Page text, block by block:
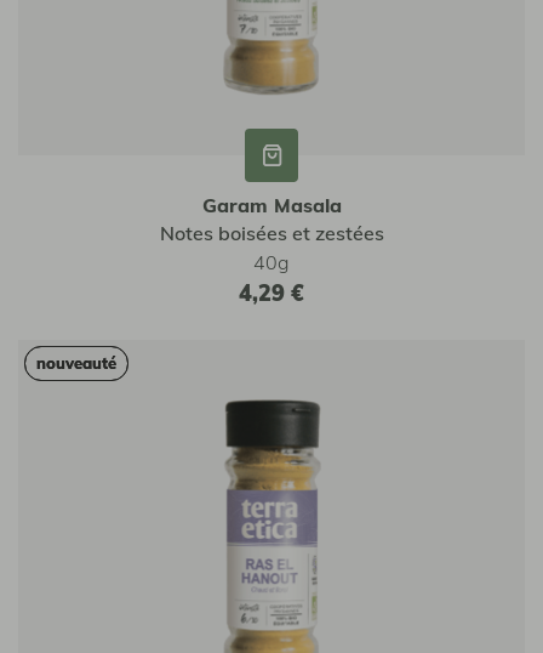
Garam Masala
Notes boisées et zestées
40g
4,29 €
nouveauté
nouveauté